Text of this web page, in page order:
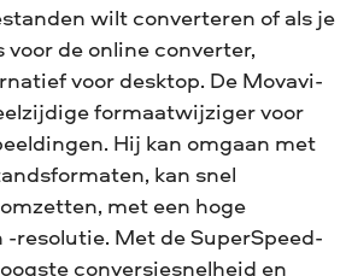
wilt converteren of als je
de online converter,
voor desktop. De Movavi-
formaatwijziger voor
Hij kan omgaan met
kan snel
met een hoge
resolutie. Met de SuperSpeed-
conversiesnelheid en